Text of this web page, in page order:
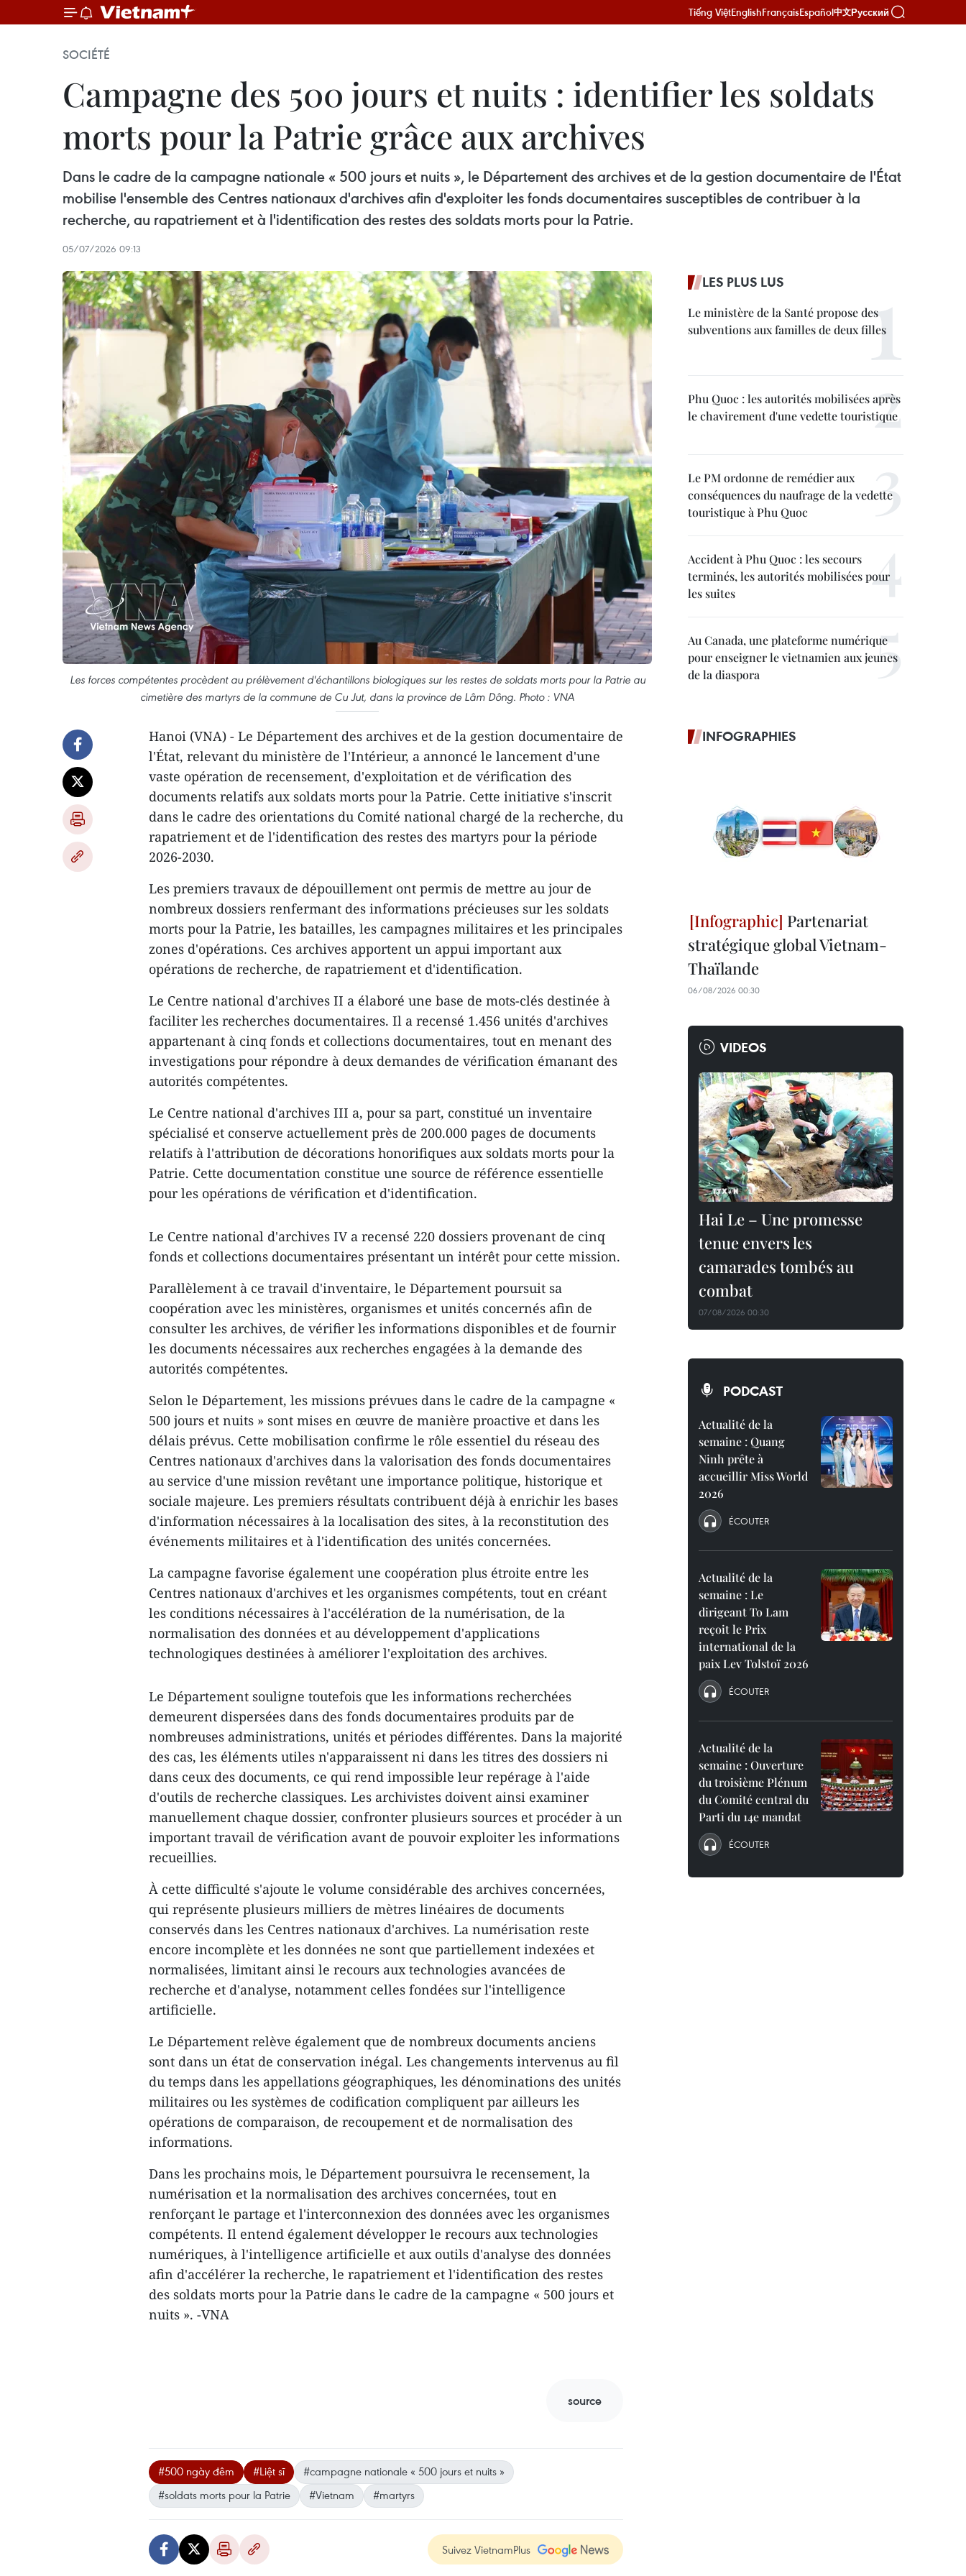
Tiếng ViệtEnglishFrançaisEspañol中文Русский
SOCIÉTÉ
Campagne des 500 jours et nuits : identifier les soldats
morts pour la Patrie grâce aux archives
Dans le cadre de la campagne nationale « 500 jours et nuits », le Département des archives et de la gestion documentaire de l'État
mobilise l'ensemble des Centres nationaux d'archives afin d'exploiter les fonds documentaires susceptibles de contribuer à la
recherche, au rapatriement et à l'identification des restes des soldats morts pour la Patrie.
05/07/2026 09:13
Les forces compétentes procèdent au prélèvement d'échantillons biologiques sur les restes de soldats morts pour la Patrie au
cimetière des martyrs de la commune de Cu Jut, dans la province de Lâm Dông. Photo : VNA
Hanoi (VNA) - Le Département des archives et de la gestion documentaire de
l'État, relevant du ministère de l'Intérieur, a annoncé le lancement d'une
vaste opération de recensement, d'exploitation et de vérification des
documents relatifs aux soldats morts pour la Patrie. Cette initiative s'inscrit
dans le cadre des orientations du Comité national chargé de la recherche, du
rapatriement et de l'identification des restes des martyrs pour la période
2026-2030.
Les premiers travaux de dépouillement ont permis de mettre au jour de
nombreux dossiers renfermant des informations précieuses sur les soldats
morts pour la Patrie, les batailles, les campagnes militaires et les principales
zones d'opérations. Ces archives apportent un appui important aux
opérations de recherche, de rapatriement et d'identification.
Le Centre national d'archives II a élaboré une base de mots-clés destinée à
faciliter les recherches documentaires. Il a recensé 1.456 unités d'archives
appartenant à cinq fonds et collections documentaires, tout en menant des
investigations pour répondre à deux demandes de vérification émanant des
autorités compétentes.
Le Centre national d'archives III a, pour sa part, constitué un inventaire
spécialisé et conserve actuellement près de 200.000 pages de documents
relatifs à l'attribution de décorations honorifiques aux soldats morts pour la
Patrie. Cette documentation constitue une source de référence essentielle
pour les opérations de vérification et d'identification.
Le Centre national d'archives IV a recensé 220 dossiers provenant de cinq
fonds et collections documentaires présentant un intérêt pour cette mission.
Parallèlement à ce travail d'inventaire, le Département poursuit sa
coopération avec les ministères, organismes et unités concernés afin de
consulter les archives, de vérifier les informations disponibles et de fournir
les documents nécessaires aux recherches engagées à la demande des
autorités compétentes.
Selon le Département, les missions prévues dans le cadre de la campagne «
500 jours et nuits » sont mises en œuvre de manière proactive et dans les
délais prévus. Cette mobilisation confirme le rôle essentiel du réseau des
Centres nationaux d'archives dans la valorisation des fonds documentaires
au service d'une mission revêtant une importance politique, historique et
sociale majeure. Les premiers résultats contribuent déjà à enrichir les bases
d'information nécessaires à la localisation des sites, à la reconstitution des
événements militaires et à l'identification des unités concernées.
La campagne favorise également une coopération plus étroite entre les
Centres nationaux d'archives et les organismes compétents, tout en créant
les conditions nécessaires à l'accélération de la numérisation, de la
normalisation des données et au développement d'applications
technologiques destinées à améliorer l'exploitation des archives.
Le Département souligne toutefois que les informations recherchées
demeurent dispersées dans des fonds documentaires produits par de
nombreuses administrations, unités et périodes différentes. Dans la majorité
des cas, les éléments utiles n'apparaissent ni dans les titres des dossiers ni
dans ceux des documents, ce qui rend impossible leur repérage à l'aide
d'outils de recherche classiques. Les archivistes doivent ainsi examiner
manuellement chaque dossier, confronter plusieurs sources et procéder à un
important travail de vérification avant de pouvoir exploiter les informations
recueillies.
À cette difficulté s'ajoute le volume considérable des archives concernées,
qui représente plusieurs milliers de mètres linéaires de documents
conservés dans les Centres nationaux d'archives. La numérisation reste
encore incomplète et les données ne sont que partiellement indexées et
normalisées, limitant ainsi le recours aux technologies avancées de
recherche et d'analyse, notamment celles fondées sur l'intelligence
artificielle.
Le Département relève également que de nombreux documents anciens
sont dans un état de conservation inégal. Les changements intervenus au fil
du temps dans les appellations géographiques, les dénominations des unités
militaires ou les systèmes de codification compliquent par ailleurs les
opérations de comparaison, de recoupement et de normalisation des
informations.
Dans les prochains mois, le Département poursuivra le recensement, la
numérisation et la normalisation des archives concernées, tout en
renforçant le partage et l'interconnexion des données avec les organismes
compétents. Il entend également développer le recours aux technologies
numériques, à l'intelligence artificielle et aux outils d'analyse des données
afin d'accélérer la recherche, le rapatriement et l'identification des restes
des soldats morts pour la Patrie dans le cadre de la campagne « 500 jours et
nuits ». -VNA
source
#500 ngày đêm #Liệt sĩ
#campagne nationale « 500 jours et nuits »
#soldats morts pour la Patrie
#Vietnam #martyrs
Suivez VietnamPlus
LES PLUS LUS
Le ministère de la Santé propose des
subventions aux familles de deux filles
Phu Quoc : les autorités mobilisées après
le chavirement d'une vedette touristique
Le PM ordonne de remédier aux
conséquences du naufrage de la vedette
touristique à Phu Quoc
Accident à Phu Quoc : les secours
terminés, les autorités mobilisées pour
les suites
Au Canada, une plateforme numérique
pour enseigner le vietnamien aux jeunes
de la diaspora
INFOGRAPHIES
Partenariat
stratégique global Vietnam-
Thaïlande
06/08/2026 00:30
VIDEOS
Hai Le – Une promesse
tenue envers les
camarades tombés au
combat
07/08/2026 00:30
PODCAST
Actualité de la
semaine : Quang
Ninh prête à
accueillir Miss World
2026
ÉCOUTER
Actualité de la
semaine : Le
dirigeant To Lam
reçoit le Prix
international de la
paix Lev Tolstoï 2026
ÉCOUTER
Actualité de la
semaine : Ouverture
du troisième Plénum
du Comité central du
Parti du 14e mandat
ÉCOUTER